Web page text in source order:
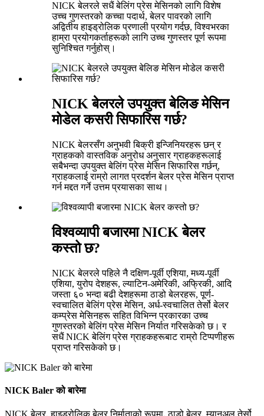
NICK बेलरले सधैं बेलिंग प्रेस मेसिनको लागि विशेष
उच्च गुणस्तरको कच्चा पदार्थ, बेलर पावरको लागि
अद्वितीय हाइड्रोलिक प्रणाली प्रयोग गर्दछ, विश्वभरका
हाम्रा प्रयोगकर्ताहरूको लागि उच्च गुणस्तर पूर्ण रूपमा
सुनिश्चित गर्नुहोस्।
NICK बेलरले उपयुक्त बेलिङ मेसिन
मोडेल कसरी सिफारिस गर्छ?
NICK बेलरसँग अनुभवी बिक्री इन्जिनियरहरू छन् र
ग्राहकको वास्तविक अनुरोध अनुसार ग्राहकहरूलाई
सबैभन्दा उपयुक्त बेलिंग प्रेस मेसिन सिफारिस गर्छन्,
ग्राहकलाई राम्रो लागत प्रदर्शन बेलर प्रेस मेसिन प्राप्त
गर्न मद्दत गर्ने उत्तम प्रयासका साथ।
विश्वव्यापी बजारमा NICK बेलर
कस्तो छ?
NICK बेलरले पहिले नै दक्षिण-पूर्वी एशिया, मध्य-पूर्वी
एशिया, युरोप देशहरू, ल्याटिन-अमेरिकी, अफ्रिकी, आदि
जस्ता ६० भन्दा बढी देशहरूमा ठाडो बेलरहरू, पूर्ण-
स्वचालित बेलिंग प्रेस मेसिन, अर्ध-स्वचालित तेर्सो बेलर
कम्प्रेस मेसिनहरू सहित विभिन्न प्रकारका उच्च
गुणस्तरको बेलिंग प्रेस मेसिन निर्यात गरिसकेको छ। र
सधैं NICK बेलिंग प्रेस ग्राहकहरूबाट राम्रो टिप्पणीहरू
प्राप्त गरिसकेको छ।
NICK Baler को बारेमा
NICK बेलर, हाइड्रोलिक बेलर निर्माताको रूपमा, ठाडो बेलर, म्यानुअल तेर्सो